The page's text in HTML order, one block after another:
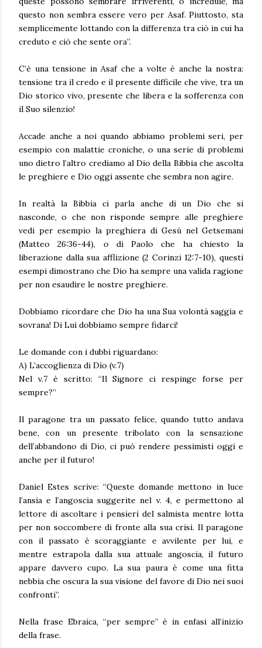
questo non sembra essere vero per Asaf. Piuttosto, sta
semplicemente lottando con la differenza tra ciò in cui ha
creduto e ciò che sente ora”.
C’è una tensione in Asaf che a volte è anche la nostra:
tensione tra il credo e il presente difficile che vive, tra un
Dio storico vivo, presente che libera e la sofferenza con
il Suo silenzio!
Accade anche a noi quando abbiamo problemi seri, per
esempio con malattie croniche, o una serie di problemi
uno dietro l’altro crediamo al Dio della Bibbia che ascolta
le preghiere e Dio oggi assente che sembra non agire.
In realtà la Bibbia ci parla anche di un Dio che si
nasconde, o che non risponde sempre alle preghiere
vedi per esempio la preghiera di Gesù nel Getsemani
(Matteo 26:36-44), o di Paolo che ha chiesto la
liberazione dalla sua afflizione (2 Corinzi 12:7-10), questi
esempi dimostrano che Dio ha sempre una valida ragione
per non esaudire le nostre preghiere.
Dobbiamo ricordare che Dio ha una Sua volontà saggia e
sovrana! Di Lui dobbiamo sempre fidarci!
Le domande con i dubbi riguardano:
A) L’accoglienza di Dio (v.7)
Nel v.7 è scritto: “Il Signore ci respinge forse per
sempre?”
Il paragone tra un passato felice, quando tutto andava
bene, con un presente tribolato con la sensazione
dell’abbandono di Dio, ci può rendere pessimisti oggi e
anche per il futuro!
Daniel Estes scrive: “Queste domande mettono in luce
l’ansia e l’angoscia suggerite nel v. 4, e permettono al
lettore di ascoltare i pensieri del salmista mentre lotta
per non soccombere di fronte alla sua crisi. Il paragone
con il passato è scoraggiante e avvilente per lui, e
mentre estrapola dalla sua attuale angoscia, il futuro
appare davvero cupo. La sua paura è come una fitta
nebbia che oscura la sua visione del favore di Dio nei suoi
confronti”.
Nella frase Ebraica, “per sempre” è in enfasi all’inizio
della frase.